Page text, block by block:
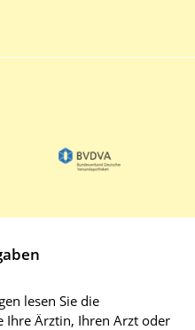
lesen Sie die
Ihre Ärztin, Ihren Arzt oder